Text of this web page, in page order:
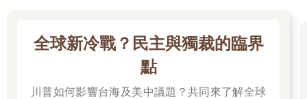
全球新冷戰？民主與獨裁的臨界
點
川普如何影響台海及美中議題？共同來了解全球